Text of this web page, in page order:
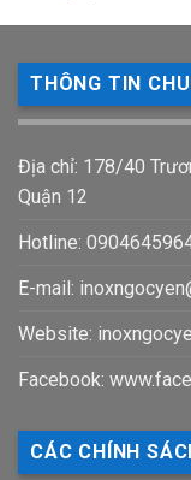
THÔNG TIN
Địa chỉ: 178/40
Quận 12
Hotline:
E-mail:
Website:
Facebook:
CÁC CHÍNH